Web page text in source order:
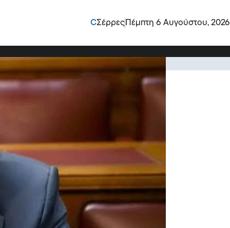
CΣέρρες Πέμπτη 6 Αυγούστου, 2026